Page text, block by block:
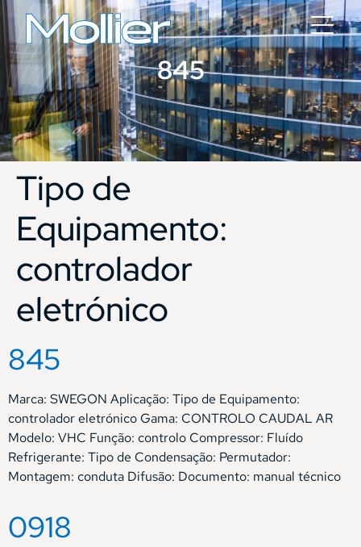
845
Tipo de
Equipamento:
controlador
eletrónico
845
Marca: SWEGON Aplicação: Tipo de Equipamento:
controlador eletrónico Gama: CONTROLO CAUDAL AR
Modelo: VHC Função: controlo Compressor: Fluído
Refrigerante: Tipo de Condensação: Permutador:
Montagem: conduta Difusão: Documento: manual técnico
0918